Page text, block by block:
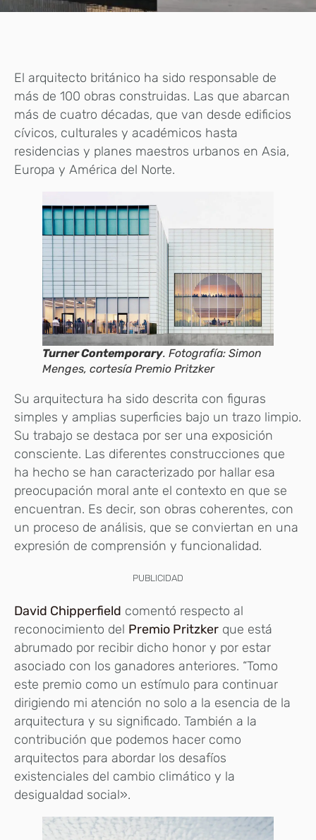
El arquitecto británico ha sido responsable de
más de 100 obras construidas. Las que abarcan
más de cuatro décadas, que van desde edificios
cívicos, culturales y académicos hasta
residencias y planes maestros urbanos en Asia,
Europa y América del Norte.
Turner Contemporary. Fotografía: Simon
Menges, cortesía Premio Pritzker
Su arquitectura ha sido descrita con figuras
simples y amplias superficies bajo un trazo limpio.
Su trabajo se destaca por ser una exposición
consciente. Las diferentes construcciones que
ha hecho se han caracterizado por hallar esa
preocupación moral ante el contexto en que se
encuentran. Es decir, son obras coherentes, con
un proceso de análisis, que se conviertan en una
expresión de comprensión y funcionalidad.
PUBLICIDAD
David Chipperfield comentó respecto al
reconocimiento del Premio Pritzker que está
abrumado por recibir dicho honor y por estar
asociado con los ganadores anteriores. “Tomo
este premio como un estímulo para continuar
dirigiendo mi atención no solo a la esencia de la
arquitectura y su significado. También a la
contribución que podemos hacer como
arquitectos para abordar los desafíos
existenciales del cambio climático y la
desigualdad social».